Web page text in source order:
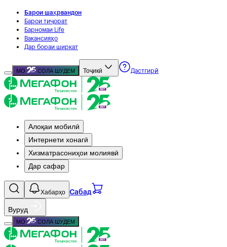
Барои шаҳрвандон
Барои тиҷорат
Барномаи Life
Вакансияҳо
Дар бораи ширкат
МО СОЛА ШУДЕМ Тоҷикӣ Дастгирӣ
Алоқаи мобилӣ
Интернети хонагӣ
Хизматрасониҳои молиявӣ
Дар сафар
Хабарҳо Сабад
Вуруд
МО СОЛА ШУДЕМ